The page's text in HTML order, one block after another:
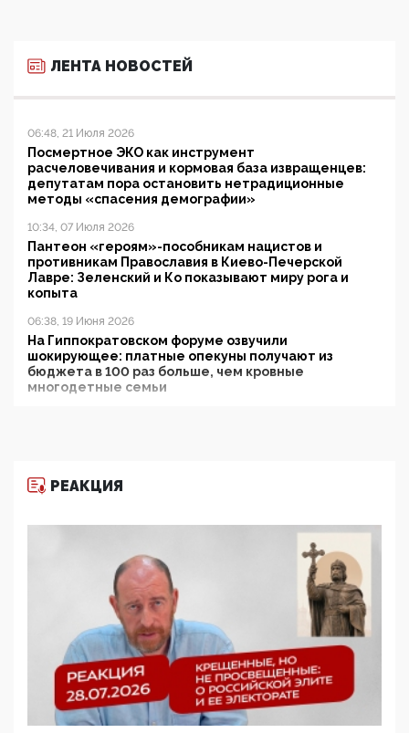
ЛЕНТА НОВОСТЕЙ
06:48, 21 Июля 2026
Посмертное ЭКО как инструмент
расчеловечивания и кормовая база извращенцев:
депутатам пора остановить нетрадиционные
методы «спасения демографии»
10:34, 07 Июля 2026
Пантеон «героям»-пособникам нацистов и
противникам Православия в Киево-Печерской
Лавре: Зеленский и Ко показывают миру рога и
копыта
06:38, 19 Июня 2026
На Гиппократовском форуме озвучили
шокирующее: платные опекуны получают из
бюджета в 100 раз больше, чем кровные
многодетные семьи
11:53, 09 Июня 2026
деятельность ИИТО ЮНЕСКО в России, но
цифроглобалисты продолжают определять
повестку в образовании
09:43, 01 Июня 2026
5G за счет здоровья граждан: Минцифры намерено
отобрать у регионов и муниципалитетов право
защищать жилые дома и социальные объекты от
05:58, 26 Мая 2026
Роскомнадзор освободили от борца с
деструктивным и опасным контентом
РЕАКЦИЯ